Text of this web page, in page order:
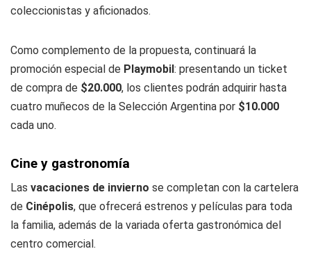
coleccionistas y aficionados.
Como complemento de la propuesta, continuará la
promoción especial de Playmobil: presentando un ticket
de compra de $20.000, los clientes podrán adquirir hasta
cuatro muñecos de la Selección Argentina por $10.000
cada uno.
Cine y gastronomía
Las vacaciones de invierno se completan con la cartelera
de Cinépolis, que ofrecerá estrenos y películas para toda
la familia, además de la variada oferta gastronómica del
centro comercial.